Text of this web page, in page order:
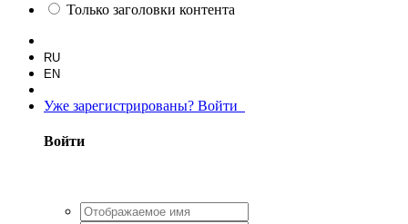
Только заголовки контента
RU
EN
Уже зарегистрированы? Войти
Войти